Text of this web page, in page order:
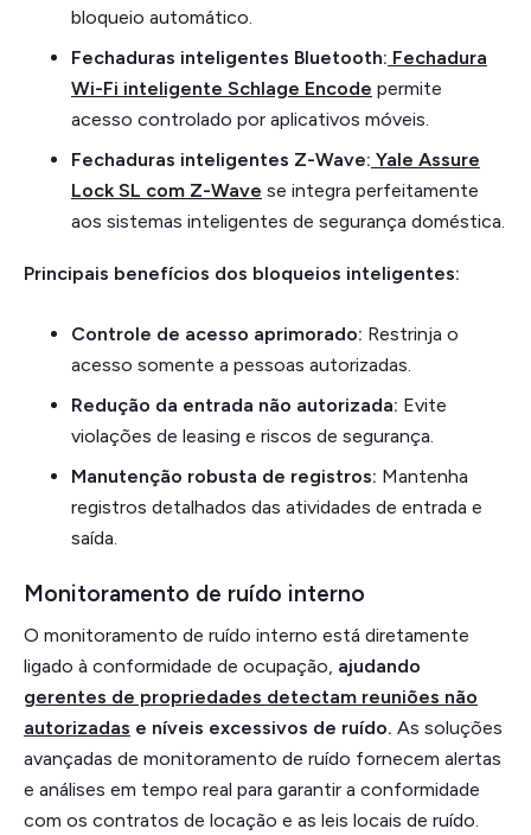
bloqueio automático.
Fechaduras inteligentes Bluetooth: Fechadura
Wi-Fi inteligente Schlage Encode permite
acesso controlado por aplicativos móveis.
Fechaduras inteligentes Z-Wave: Yale Assure
Lock SL com Z-Wave se integra perfeitamente
aos sistemas inteligentes de segurança doméstica.
Principais benefícios dos bloqueios inteligentes:
Controle de acesso aprimorado: Restrinja o
acesso somente a pessoas autorizadas.
Redução da entrada não autorizada: Evite
violações de leasing e riscos de segurança.
Manutenção robusta de registros: Mantenha
registros detalhados das atividades de entrada e
saída.
Monitoramento de ruído interno
O monitoramento de ruído interno está diretamente
ligado à conformidade de ocupação, ajudando
gerentes de propriedades detectam reuniões não
autorizadas e níveis excessivos de ruído. As soluções
avançadas de monitoramento de ruído fornecem alertas
e análises em tempo real para garantir a conformidade
com os contratos de locação e as leis locais de ruído.